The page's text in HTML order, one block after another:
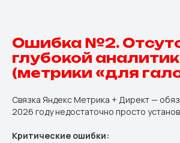
Ошибка №2.
глубокой
(метрики «для
Связка Яндекс Метрика + Директ —
2026 году недостаточно просто
Критические ошибки: